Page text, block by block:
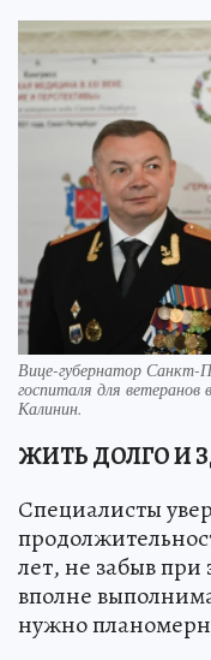
Вице-губернатор Санкт-
госпиталя для
Калинин.
ЖИТЬ ДОЛГО И
Специалисты
лет, не забыв при
вполне
нужно